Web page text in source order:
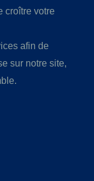
croître votre
afin de
sur notre site,